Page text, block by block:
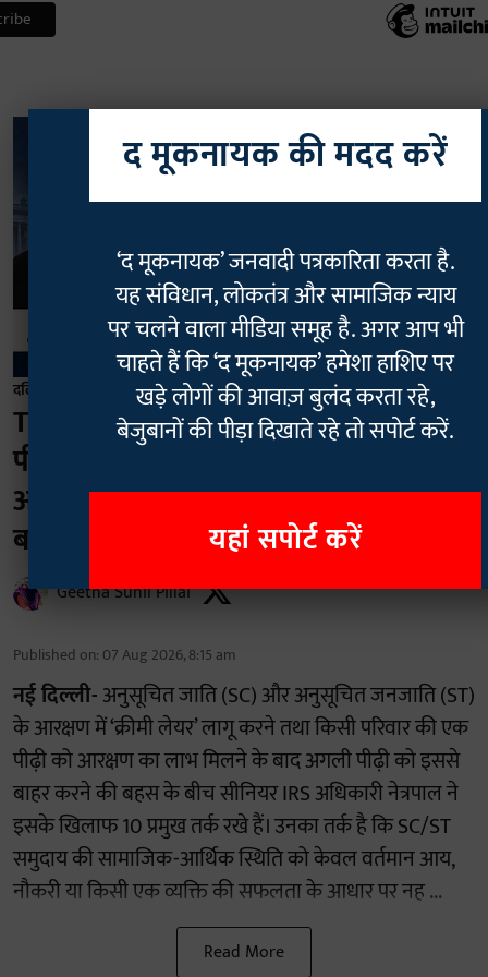
दलित
TM स्पेशल | SC/ST में ‘क्रीमी लेयर’ और
पीढ़ीगत आरक्षण प्रतिबंध के खिलाफ IRS
अफसर नेत्रपाल के 10 तर्क: आंकड़े क्या
बताते हैं?
Geetha Sunil Pillai
Published on: 07 Aug 2026, 8:15 am
नई दिल्ली-अनुसूचित जाति (SC) और अनुसूचित जनजाति (ST)
के आरक्षण में ‘क्रीमी लेयर’ लागू करने तथा किसी परिवार की एक
पीढ़ी को आरक्षण का लाभ मिलने के बाद अगली पीढ़ी को इससे
बाहर करने की बहस के बीच सीनियर IRS अधिकारी नेत्रपाल ने
इसके खिलाफ 10 प्रमुख तर्क रखे हैं। उनका तर्क है कि SC/ST
समुदाय की सामाजिक-आर्थिक स्थिति को केवल वर्तमान आय,
नौकरी या किसी एक व्यक्ति की सफलता के आधार पर नह ...
Read More
द मूकनायक की मदद करें
‘द मूकनायक’ जनवादी पत्रकारिता करता है.
यह संविधान, लोकतंत्र और सामाजिक न्याय
पर चलने वाला मीडिया समूह है. अगर आप भी
चाहते हैं कि ‘द मूकनायक’ हमेशा हाशिए पर
खड़े लोगों की आवाज़ बुलंद करता रहे,
बेजुबानों की पीड़ा दिखाते रहे तो सपोर्ट करें.
यहां सपोर्ट करें